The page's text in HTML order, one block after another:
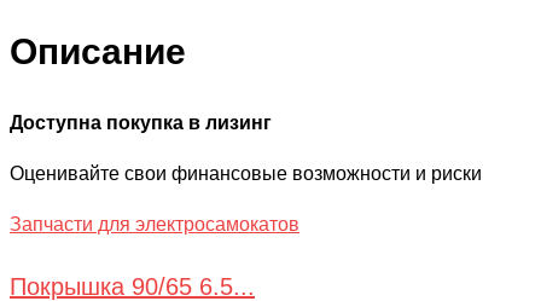
Описание
Доступна покупка в лизинг
Оценивайте свои финансовые возможности и риски
Запчасти для электросамокатов
Покрышка 90/65 6.5...